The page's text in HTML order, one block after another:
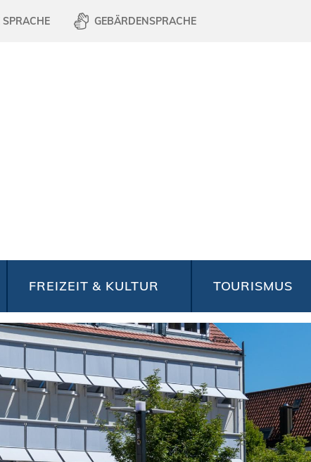
SPRACHE GEBÄRDENSPRACHE
FREIZEIT & KULTUR TOURISMUS